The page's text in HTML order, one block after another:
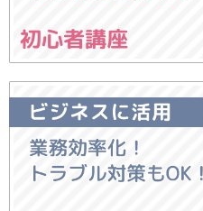
初心者講座